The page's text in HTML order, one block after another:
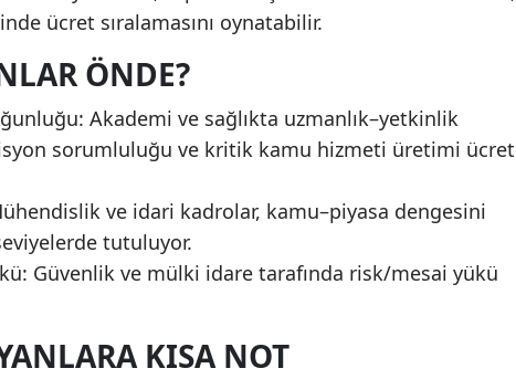
ücret sıralamasını oynatabilir.
ÖNDE?
Akademi ve sağlıkta uzmanlık–yetkinlik
sorumluluğu ve kritik kamu hizmeti üretimi ücret
ve idari kadrolar, kamu–piyasa dengesini
tutuluyor.
Güvenlik ve mülki idare tarafında risk/mesai yükü
KISA NOT